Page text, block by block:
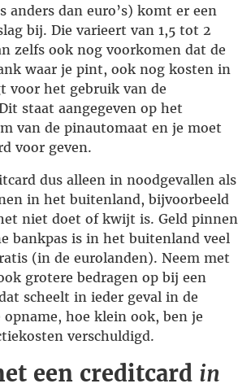
anders dan euro’s) komt er een
bij. Die varieert van 1,5 tot 2
zelfs ook nog voorkomen dat de
waar je pint, ook nog kosten in
voor het gebruik van de
staat aangegeven op het
van de pinautomaat en je moet
voor geven.
dus alleen in noodgevallen als
in het buitenland, bijvoorbeeld
niet doet of kwijt is. Geld pinnen
bankpas is in het buitenland veel
(in de eurolanden). Neem met
grotere bedragen op bij een
scheelt in ieder geval in de
hoe klein ook, ben je
verschuldigd.
een creditcard in